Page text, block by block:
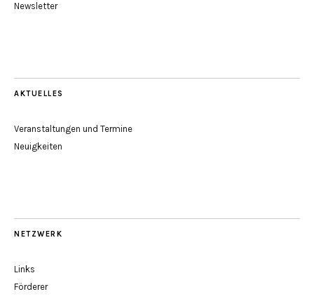
Newsletter
AKTUELLES
Veranstaltungen und Termine
Neuigkeiten
NETZWERK
Links
Förderer